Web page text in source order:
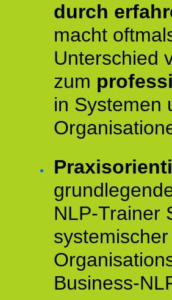
durch
macht
Unterschied
zum
in Systemen
NLP-Trainer
systemischer
Business-